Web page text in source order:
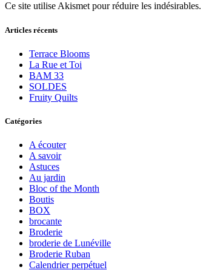
Ce site utilise Akismet pour réduire les indésirables.
Articles récents
Terrace Blooms
La Rue et Toi
BAM 33
SOLDES
Fruity Quilts
Catégories
A écouter
A savoir
Astuces
Au jardin
Bloc of the Month
Boutis
BOX
brocante
Broderie
broderie de Lunéville
Broderie Ruban
Calendrier perpétuel